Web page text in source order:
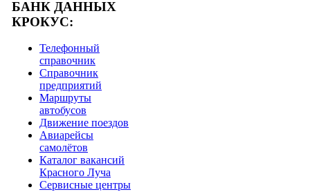
БАНК ДАННЫХ
КРОКУС:
Телефонный
справочник
Справочник
предприятий
Маршруты
автобусов
Движение поездов
Авиарейсы
самолётов
Каталог вакансий
Красного Луча
Сервисные центры